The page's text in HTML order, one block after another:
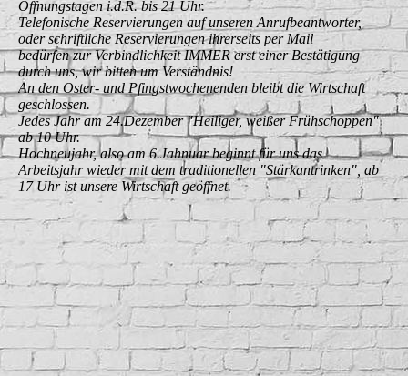
Öffnungstagen i.d.R. bis 21 Uhr.
Telefonische Reservierungen auf unseren Anrufbeantworter,
oder schriftliche Reservierungen ihrerseits per Mail
bedürfen zur Verbindlichkeit IMMER erst einer Bestätigung
durch uns, wir bitten um Verständnis!
An den Oster- und Pfingstwochenenden bleibt die Wirtschaft
geschlossen.
Jedes Jahr am 24.Dezember "Heiliger, weißer Frühschoppen"
ab 10 Uhr.
Hochneujahr, also am 6.Jahnuar beginnt für uns das
Arbeitsjahr wieder mit dem traditionellen "Stärkantrinken", ab
17 Uhr ist unsere Wirtschaft geöffnet.